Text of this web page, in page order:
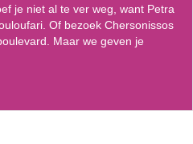
je niet al te ver weg, want Petra
Of bezoek Chersonissos
Maar we geven je